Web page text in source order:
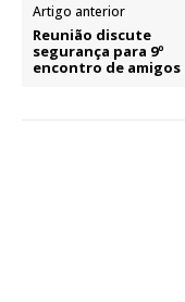
Artigo anterior
Reunião discute
segurança para 9º
encontro de amigos